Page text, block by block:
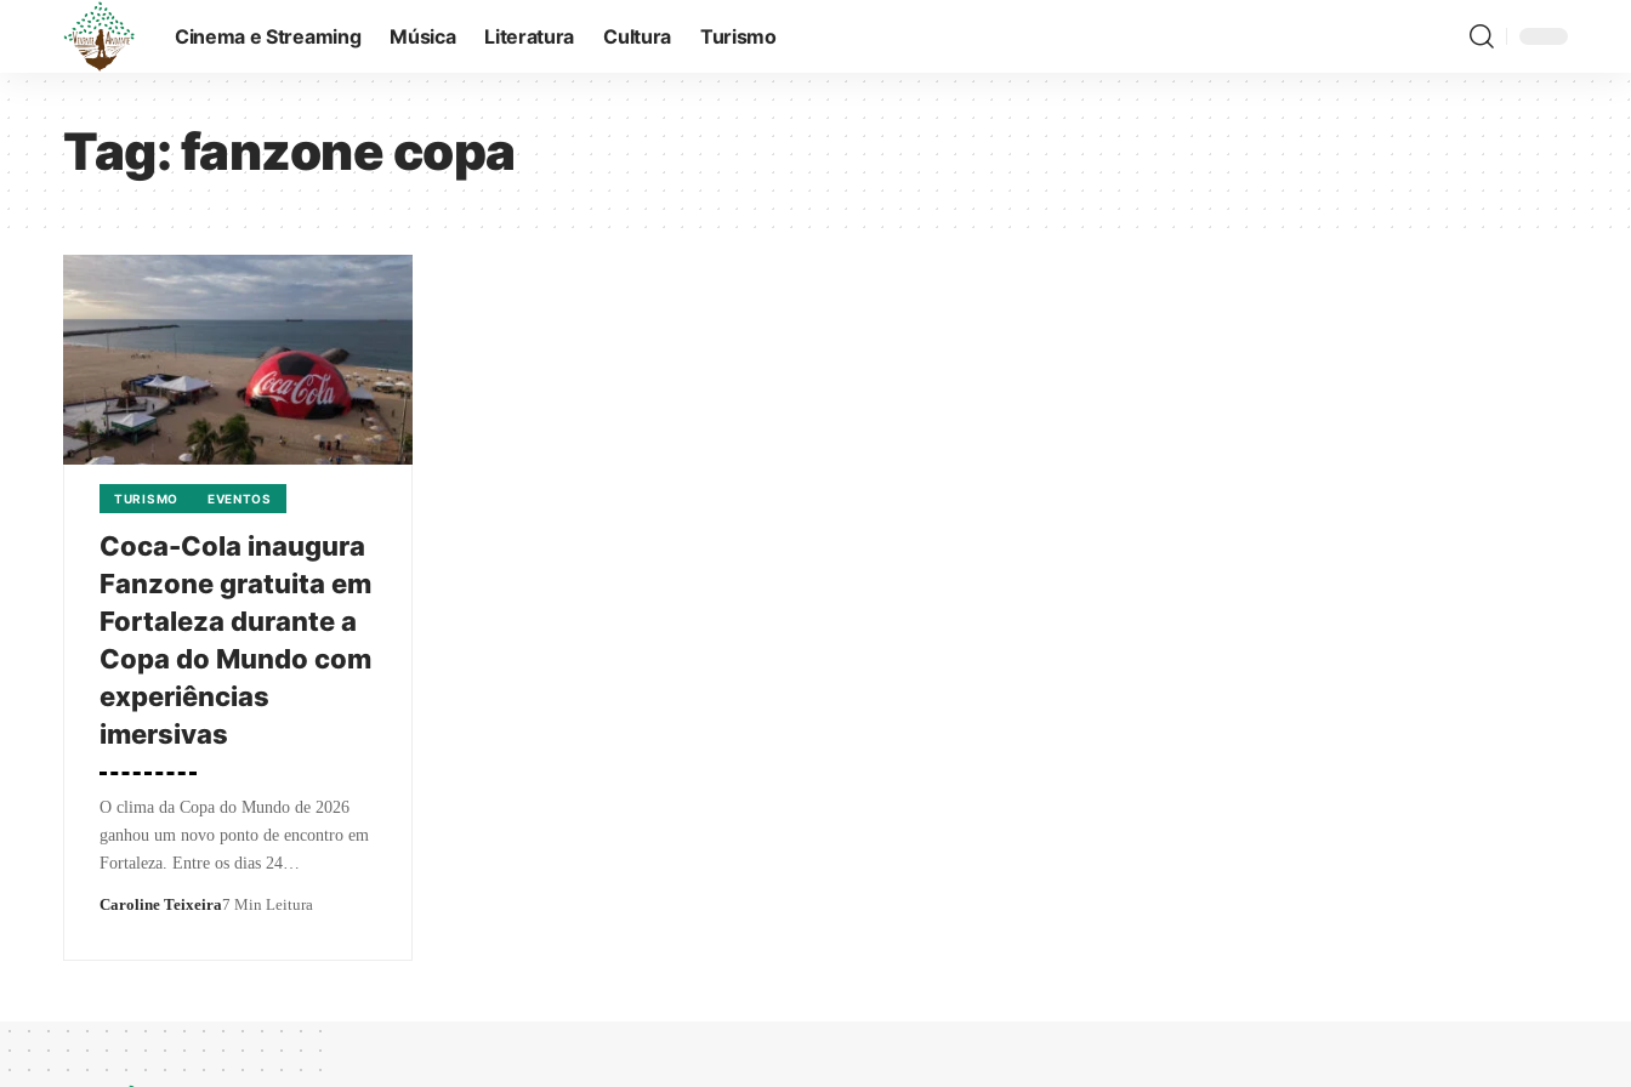
Cinema e Streaming Música Literatura Cultura Turismo
Tag:fanzone copa
TURISMO EVENTOS
Coca-Cola inaugura
Fanzone gratuita em
Fortaleza durante a
Copa do Mundo com
experiências
imersivas
O clima da Copa do Mundo de 2026
ganhou um novo ponto de encontro em
Fortaleza. Entre os dias 24…
Caroline Teixeira7 Min Leitura